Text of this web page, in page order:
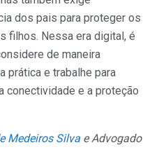
dos pais para proteger os
filhos. Nessa era digital, é
de maneira
prática e trabalhe para
conectividade e a proteção
Medeiros Silva e Advogado